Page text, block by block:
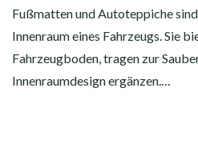
Fußmatten und Autoteppiche
Innenraum eines Fahrzeugs. Sie
Fahrzeugboden, tragen zur
Innenraumdesign ergänzen.…